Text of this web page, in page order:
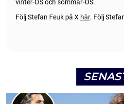
vinter-OS och sommar-OS.
Följ Stefan Feuk på X här. Följ